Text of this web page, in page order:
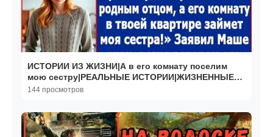
ИСТОРИИ ИЗ ЖИЗНИ|А в его комнату поселим
мою сестру|РЕАЛЬНЫЕ ИСТОРИИ|ЖИЗНЕННЫЕ
ИСТОРИИ
144 просмотров